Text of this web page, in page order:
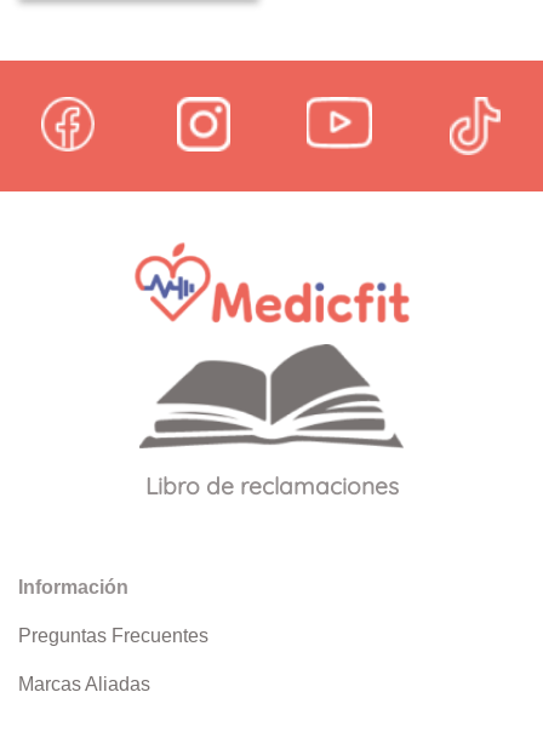
Libro de reclamaciones
Información
Preguntas Frecuentes
Marcas Aliadas